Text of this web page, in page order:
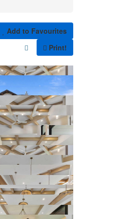
Add to Favourites
Print!